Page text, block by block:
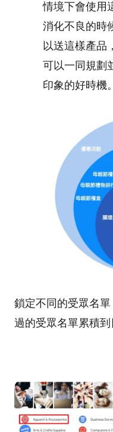
情境下會使用
消化不良的時
以送這樣產品
可以一同規劃
印象的好時機。
鎖定不同的受眾名
過的受眾名單累積到